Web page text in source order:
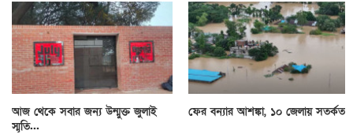
আজ থেকে সবার জন্য উন্মুক্ত জুলাই
স্মৃতি...
ফের বন্যার আশঙ্কা, ১০ জেলায় সতর্কতা